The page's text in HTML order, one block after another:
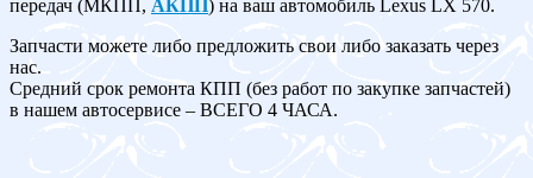
передач (МКПП, АКПП) на ваш автомобиль Lexus LX 570.
Запчасти можете либо предложить свои либо заказать через
нас.
Средний срок ремонта КПП (без работ по закупке запчастей)
в нашем автосервисе – ВСЕГО 4 ЧАСА.